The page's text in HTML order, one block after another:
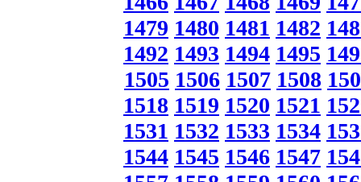
1479 1480 1481 1482
1492 1493 1494 1495
1505 1506 1507 1508
1518 1519 1520 1521
1531 1532 1533 1534
1544 1545 1546 1547